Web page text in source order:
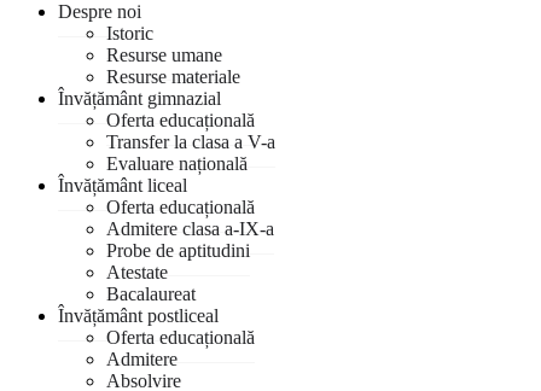
Despre noi
Istoric
Resurse umane
Resurse materiale
Învățământ gimnazial
Oferta educațională
Transfer la clasa a V-a
Evaluare națională
Învățământ liceal
Oferta educațională
Admitere clasa a-IX-a
Probe de aptitudini
Atestate
Bacalaureat
Învățământ postliceal
Oferta educațională
Admitere
Absolvire